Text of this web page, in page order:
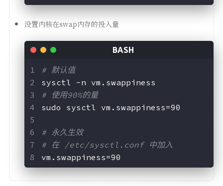
设置内核在swap内存的投入量
# 默认值
sysctl -n vm.swappiness
# 使用90%的量
sudo sysctl vm.swappiness=90
# 永久生效
# 在 /etc/sysctl.conf 中加入
vm.swappiness=90